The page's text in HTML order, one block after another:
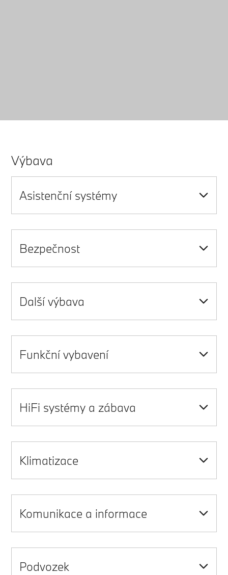
Výbava
Asistenční systémy
Bezpečnost
Další výbava
Funkční vybavení
HiFi systémy a zábava
Klimatizace
Komunikace a informace
Podvozek